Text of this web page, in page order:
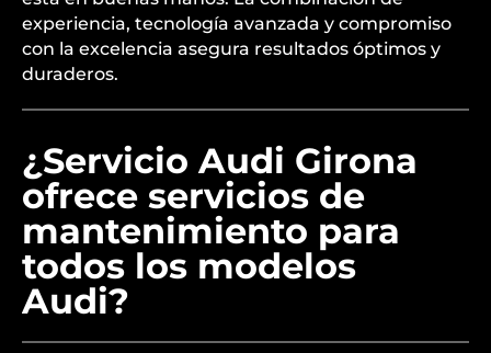
experiencia, tecnología avanzada y compromiso
con la excelencia asegura resultados óptimos y
duraderos.
¿Servicio Audi Girona
ofrece servicios de
mantenimiento para
todos los modelos
Audi?